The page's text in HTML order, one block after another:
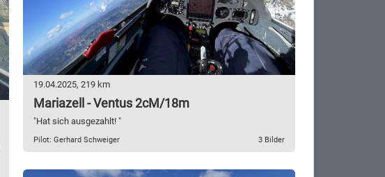
19.04.2025, 219 km
Mariazell - Ventus 2cM/18m
"Hat sich ausgezahlt! "
Pilot: Gerhard Schweiger 3 Bilder